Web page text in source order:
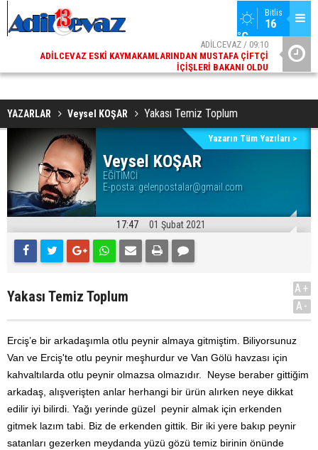
Bitlis
16
°C
ADİLCEVAZ / 09:10
ADILCEVAZ ESKI KAYMAKAMLARINDAN MUSTAFA ÇIFTÇI
İÇIŞLERI BAKANI OLDU
YAZARLAR Veysel KOŞAR Yakası Temiz Toplum
Veysel KOŞAR
EĞİTİMCİ
E-posta: gelenpostalar@gmail.com
Yazarın Tüm Yazıları >
17:47 01 Şubat 2021
Yakası Temiz Toplum
A+
A-
Erciş’e bir arkadaşımla otlu peynir almaya gitmiştim. Biliyorsunuz
Van ve Erciş'te otlu peynir meşhurdur ve Van Gölü havzası için
kahvaltılarda otlu peynir olmazsa olmazıdır. Neyse beraber gittiğim
arkadaş, alışverişten anlar herhangi bir ürün alırken neye dikkat
edilir iyi bilirdi. Yağı yerinde güzel peynir almak için erkenden
gitmek lazım tabi. Biz de erkenden gittik. Bir iki yere bakıp peynir
satanları gezerken meydanda yüzü gözü temiz birinin önünde